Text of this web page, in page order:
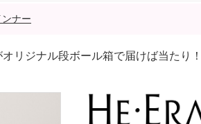
ナー
リジナル段ボール箱で届けば当たり